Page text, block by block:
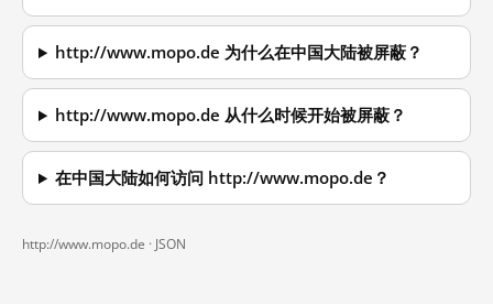
http://www.mopo.de 为什么在中国大陆被屏蔽？
http://www.mopo.de 从什么时候开始被屏蔽？
在中国大陆如何访问 http://www.mopo.de？
http://www.mopo.de · JSON